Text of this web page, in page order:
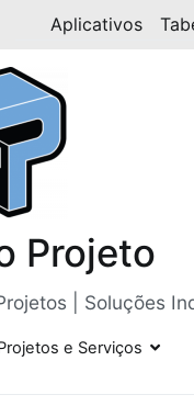
Aplicativos
Projeto
| Soluções
e Serviços